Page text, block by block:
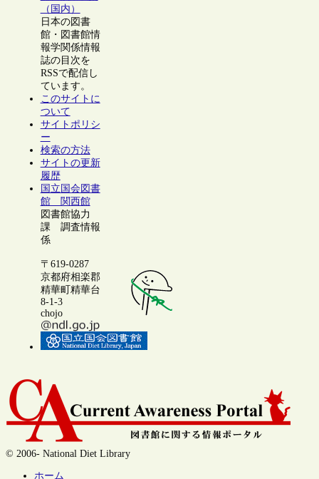
（国内）
日本の図書
館・図書館情
報学関係情報
誌の目次を
RSSで配信し
ています。
このサイトに
ついて
サイトポリシ
ー
検索の方法
サイトの更新
履歴
国立国会図書
館 関西館
図書館協力
課 調査情報
係
〒619-0287
京都府相楽郡
精華町精華台
8-1-3
chojo
© 2006- National Diet Library
ホーム